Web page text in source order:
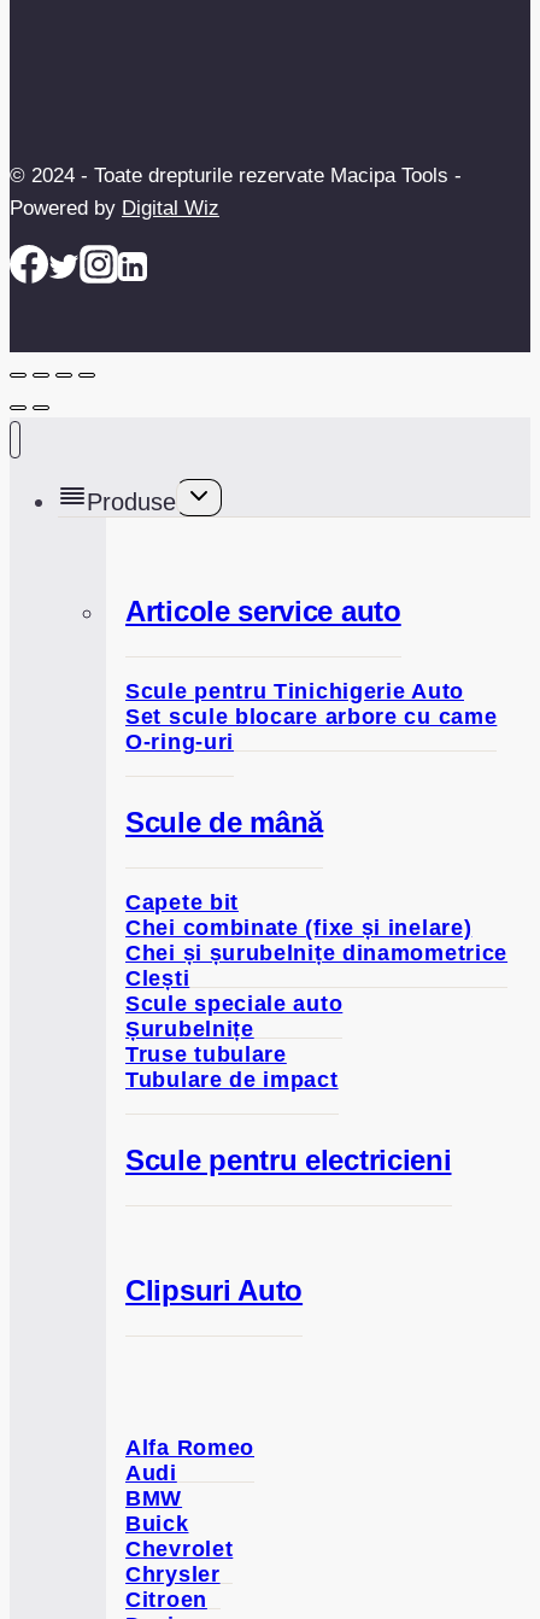
© 2024 - Toate drepturile rezervate Macipa Tools -
Powered by Digital Wiz
Produse
Toggle
Articole service auto
Scule pentru Tinichigerie Auto
Set scule blocare arbore cu came
O-ring-uri
Scule de mână
Capete bit
Chei combinate (fixe și inelare)
Chei și șurubelnițe dinamometrice
Clești
Scule speciale auto
Șurubelnițe
Truse tubulare
Tubulare de impact
Scule pentru electricieni
Clipsuri Auto
Alfa Romeo
Audi
BMW
Buick
Chevrolet
Chrysler
Citroen